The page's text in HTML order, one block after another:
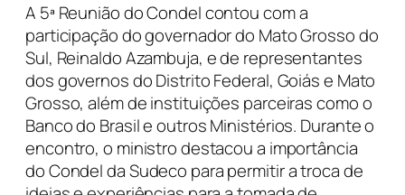
A 5ª Reunião do Condel contou com a
participação do governador do Mato Grosso do
Sul, Reinaldo Azambuja, e de representantes
dos governos do Distrito Federal, Goiás e Mato
Grosso, além de instituições parceiras como o
Banco do Brasil e outros Ministérios. Durante o
encontro, o ministro destacou a importância
do Condel da Sudeco para permitir a troca de